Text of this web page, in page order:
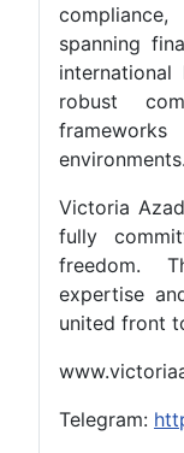
spanning
robust
environments.
Victoria
fully
freedom.
expertise
united front
Telegram: